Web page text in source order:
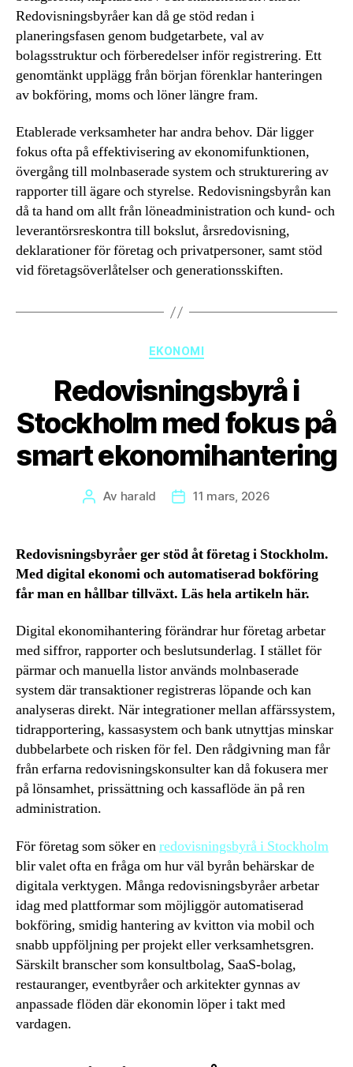
Redovisningsbyråer kan då ge stöd redan i
planeringsfasen genom budgetarbete, val av
bolagsstruktur och förberedelser inför registrering. Ett
genomtänkt upplägg från början förenklar hanteringen
av bokföring, moms och löner längre fram.
Etablerade verksamheter har andra behov. Där ligger
fokus ofta på effektivisering av ekonomifunktionen,
övergång till molnbaserade system och strukturering av
rapporter till ägare och styrelse. Redovisningsbyrån kan
då ta hand om allt från löneadministration och kund- och
leverantörsreskontra till bokslut, årsredovisning,
deklarationer för företag och privatpersoner, samt stöd
vid företagsöverlåtelser och generationsskiften.
Kategorier
EKONOMI
Redovisningsbyrå i
Stockholm med fokus på
smart ekonomihantering
Inläggsförfattare
Av harald Inläggsdatum
11 mars, 2026
Redovisningsbyråer ger stöd åt företag i Stockholm.
Med digital ekonomi och automatiserad bokföring
får man en hållbar tillväxt. Läs hela artikeln här.
Digital ekonomihantering förändrar hur företag arbetar
med siffror, rapporter och beslutsunderlag. I stället för
pärmar och manuella listor används molnbaserade
system där transaktioner registreras löpande och kan
analyseras direkt. När integrationer mellan affärssystem,
tidrapportering, kassasystem och bank utnyttjas minskar
dubbelarbete och risken för fel. Den rådgivning man får
från erfarna redovisningskonsulter kan då fokusera mer
på lönsamhet, prissättning och kassaflöde än på ren
administration.
För företag som söker enredovisningsbyrå i Stockholm
blir valet ofta en fråga om hur väl byrån behärskar de
digitala verktygen. Många redovisningsbyråer arbetar
idag med plattformar som möjliggör automatiserad
bokföring, smidig hantering av kvitton via mobil och
snabb uppföljning per projekt eller verksamhetsgren.
Särskilt branscher som konsultbolag, SaaS-bolag,
restauranger, eventbyråer och arkitekter gynnas av
anpassade flöden där ekonomin löper i takt med
vardagen.